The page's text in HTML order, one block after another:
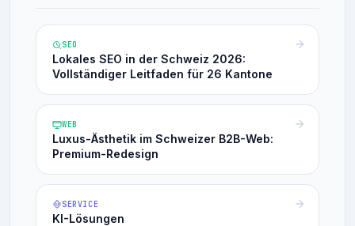
SEO
Lokales SEO in der Schweiz 2026:
Vollständiger Leitfaden für 26 Kantone
WEB
Luxus-Ästhetik im Schweizer B2B-Web:
Premium-Redesign
SERVICE
KI-Lösungen